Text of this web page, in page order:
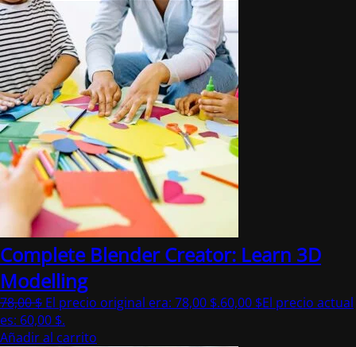
Complete Blender Creator: Learn 3D
Modelling
78,00$ El precio original era: 78,00 $.60,00 $El precio actual
es: 60,00 $.
Añadir al carrito